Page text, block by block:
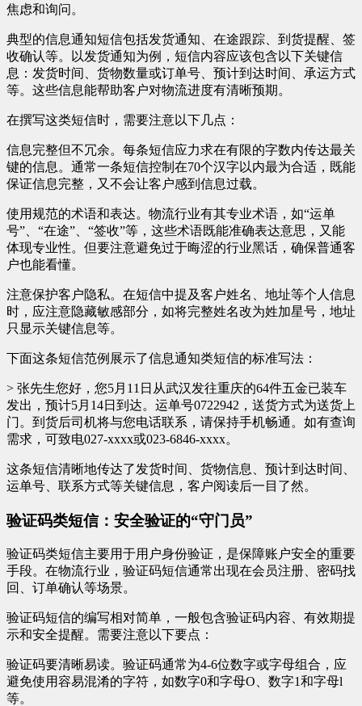
焦虑和询问。
典型的信息通知短信包括发货通知、在途跟踪、到货提醒、签
收确认等。以发货通知为例，短信内容应该包含以下关键信
息：发货时间、货物数量或订单号、预计到达时间、承运方式
等。这些信息能帮助客户对物流进度有清晰预期。
在撰写这类短信时，需要注意以下几点：
信息完整但不冗余。每条短信应力求在有限的字数内传达最关
键的信息。通常一条短信控制在70个汉字以内最为合适，既能
保证信息完整，又不会让客户感到信息过载。
使用规范的术语和表达。物流行业有其专业术语，如“运单
号”、“在途”、“签收”等，这些术语既能准确表达意思，又能
体现专业性。但要注意避免过于晦涩的行业黑话，确保普通客
户也能看懂。
注意保护客户隐私。在短信中提及客户姓名、地址等个人信息
时，应注意隐藏敏感部分，如将完整姓名改为姓加星号，地址
只显示关键信息等。
下面这条短信范例展示了信息通知类短信的标准写法：
> 张先生您好，您5月11日从武汉发往重庆的64件五金已装车
发出，预计5月14日到达。运单号0722942，送货方式为送货上
门。到货后司机将与您电话联系，请保持手机畅通。如有查询
需求，可致电027-xxxx或023-6846-xxxx。
这条短信清晰地传达了发货时间、货物信息、预计到达时间、
运单号、联系方式等关键信息，客户阅读后一目了然。
验证码类短信：安全验证的“守门员”
验证码类短信主要用于用户身份验证，是保障账户安全的重要
手段。在物流行业，验证码短信通常出现在会员注册、密码找
回、订单确认等场景。
验证码短信的编写相对简单，一般包含验证码内容、有效期提
示和安全提醒。需要注意以下要点：
验证码要清晰易读。验证码通常为4-6位数字或字母组合，应
避免使用容易混淆的字符，如数字0和字母O、数字1和字母l
等。